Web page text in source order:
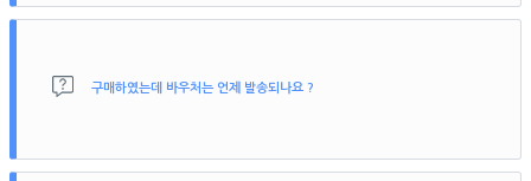
서 책임지지 않습니다.
구매하였는데 바우처는 언제 발송되나요 ?
일주소로 발송되며, 일반 상품의 경우 메일 발송까지 업무일기준 2-3일 소